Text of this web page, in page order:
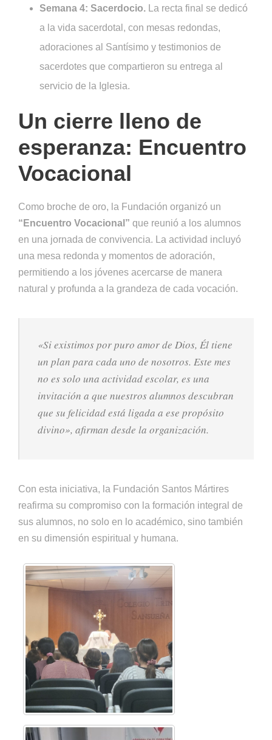
Semana 4: Sacerdocio. La recta final se dedicó
a la vida sacerdotal, con mesas redondas,
adoraciones al Santísimo y testimonios de
sacerdotes que compartieron su entrega al
servicio de la Iglesia.
Un cierre lleno de
esperanza: Encuentro
Vocacional
Como broche de oro, la Fundación organizó un
“Encuentro Vocacional” que reunió a los alumnos
en una jornada de convivencia. La actividad incluyó
una mesa redonda y momentos de adoración,
permitiendo a los jóvenes acercarse de manera
natural y profunda a la grandeza de cada vocación.
«Si existimos por puro amor de Dios, Él tiene
un plan para cada uno de nosotros. Este mes
no es solo una actividad escolar, es una
invitación a que nuestros alumnos descubran
que su felicidad está ligada a ese propósito
divino», afirman desde la organización.
Con esta iniciativa, la Fundación Santos Mártires
reafirma su compromiso con la formación integral de
sus alumnos, no solo en lo académico, sino también
en su dimensión espiritual y humana.